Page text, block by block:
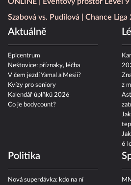
ONLINE
Eventový prostor Level 9
Szabová vs. Pudilová
Chance Liga
Aktuálně
Epicentrum
Neštovice: příznaky, léčba
V čem jezdí Yamal a Mesii?
Kvízy pro seniory
Kalendář úplňků 2026
Co je bodycount?
z
6
Politika
Nová superdávka: kdo na ní